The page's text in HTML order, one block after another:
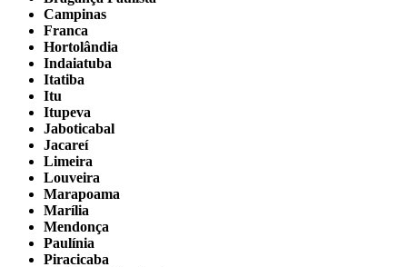
Campinas
Franca
Hortolândia
Indaiatuba
Itatiba
Itu
Itupeva
Jaboticabal
Jacareí
Limeira
Louveira
Marapoama
Marília
Mendonça
Paulínia
Piracicaba